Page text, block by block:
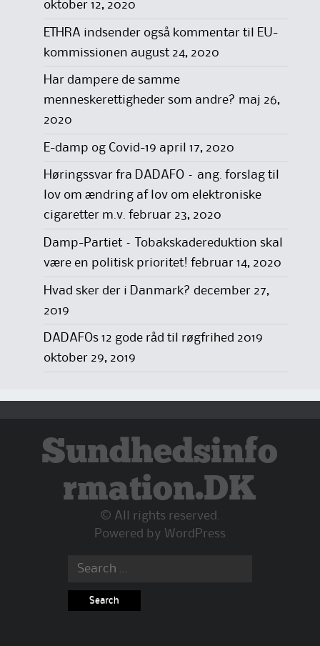
oktober 12, 2020
ETHRA indsender også kommentar til EU-
kommissionen august 24, 2020
Har dampere de samme
menneskerettigheder som andre? maj 26,
2020
E-damp og Covid-19 april 17, 2020
Høringssvar fra DADAFO – ang. forslag til
lov om ændring af lov om elektroniske
cigaretter m.v. februar 23, 2020
Damp-Partiet – Tobakskadereduktion skal
være en politisk prioritet! februar 14, 2020
Hvad sker der i Danmark? december 27,
2019
DADAFOs 12 gode råd til røgfrihed 2019
oktober 29, 2019
Sundhedsinfo
rmation.DK
© All rights reserved.
Powered by WordPress
Search